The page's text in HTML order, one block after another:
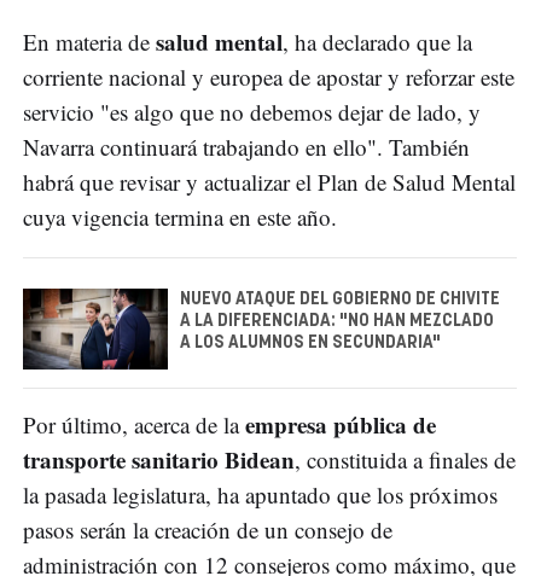
En materia de salud mental, ha declarado que la
corriente nacional y europea de apostar y reforzar este
servicio "es algo que no debemos dejar de lado, y
Navarra continuará trabajando en ello". También
habrá que revisar y actualizar el Plan de Salud Mental
cuya vigencia termina en este año.
NUEVO ATAQUE DEL GOBIERNO DE CHIVITE
A LA DIFERENCIADA: "NO HAN MEZCLADO
A LOS ALUMNOS EN SECUNDARIA"
Por último, acerca de laempresa pública de
transporte sanitario Bidean, constituida a finales de
la pasada legislatura, ha apuntado que los próximos
pasos serán la creación de un consejo de
administración con 12 consejeros como máximo, que